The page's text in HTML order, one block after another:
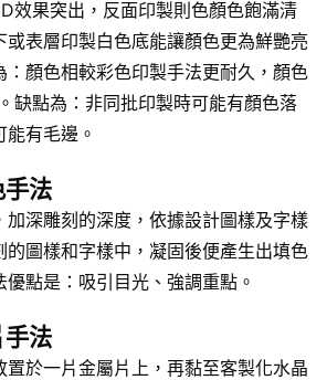
效果突出，反面印製則色顏色飽滿清
或表層印製白色底能讓顏色更為鮮艷亮
：顏色相較彩色印製手法更耐久，顏色
缺點為：非同批印製時可能有顏色落
有毛邊。
手法
加深雕刻的深度，依據設計圖樣及字樣
的圖樣和字樣中，凝固後便產生出填色
點是：吸引目光、強調重點。
手法
置於一片金屬片上，再黏至客製化水晶